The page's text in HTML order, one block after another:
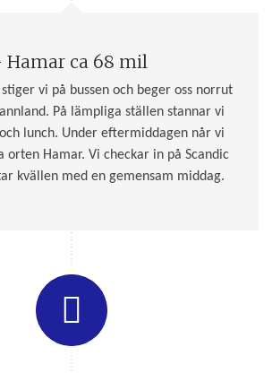
ca 68 mil
vi på bussen och beger oss norrut
På lämpliga ställen stannar vi
lunch. Under eftermiddagen når vi
orten Hamar. Vi checkar in på Scandic
kvällen med en gemensam middag.